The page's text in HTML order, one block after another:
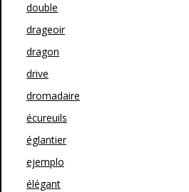
double
drageoir
dragon
drive
dromadaire
écureuils
églantier
ejemplo
élégant